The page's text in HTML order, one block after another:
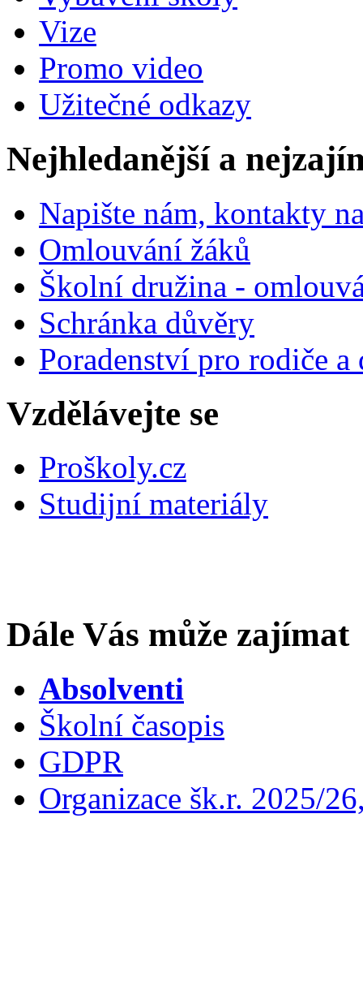
Vize
Promo video
Užitečné odkazy
Nejhledanější a
Napište nám, kontakty
Omlouvání žáků
Školní družina -
Schránka důvěry
Poradenství pro rodiče
Vzdělávejte se
Proškoly.cz
Studijní materiály
Dále Vás může zajímat
Absolventi
Školní časopis
GDPR
Organizace šk.r. 2025/